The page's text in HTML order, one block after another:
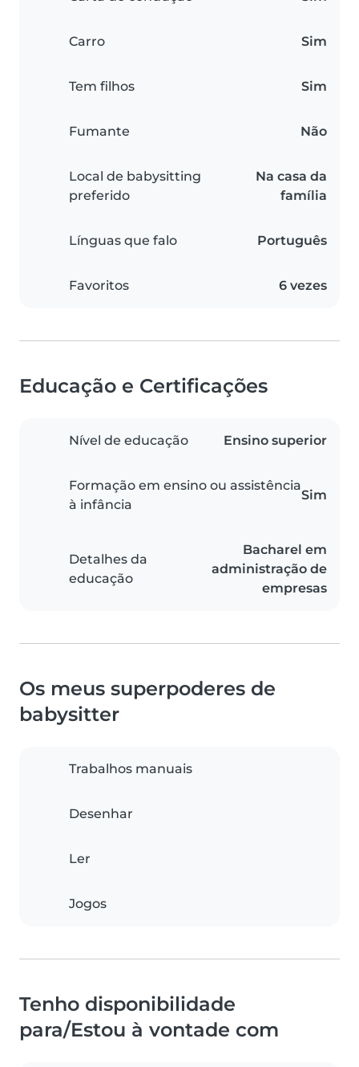
Carro Sim
Tem filhos Sim
Fumante Não
Local de babysitting
preferido
Na casa da
família
Línguas que falo Português
Favoritos 6 vezes
Educação e Certificações
Nível de educação Ensino superior
Formação em ensino ou assistência
à infância
Sim
Detalhes da
educação
Bacharel em
administração de
empresas
Os meus superpoderes de
babysitter
Trabalhos manuais
Desenhar
Ler
Jogos
Tenho disponibilidade
para/Estou à vontade com